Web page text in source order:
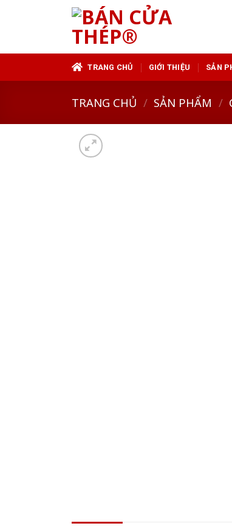
TRANG CHỦ GIỚI THIỆU SẢN
TRANG CHỦ / SẢN PHẨM /